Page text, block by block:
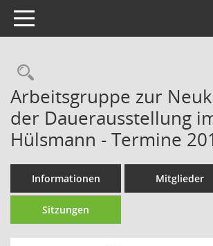
Toggle navigation
Rechercheauswahl
Arbeitsgruppe zur
der Dauerausstellung
Hülsmann - Termine
Informationen Mitglieder
Sitzungen